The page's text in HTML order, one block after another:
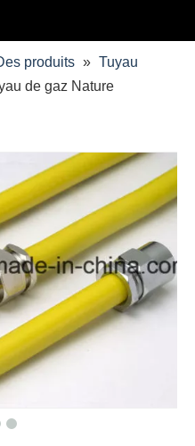
produits » Tuyau
de gaz Nature